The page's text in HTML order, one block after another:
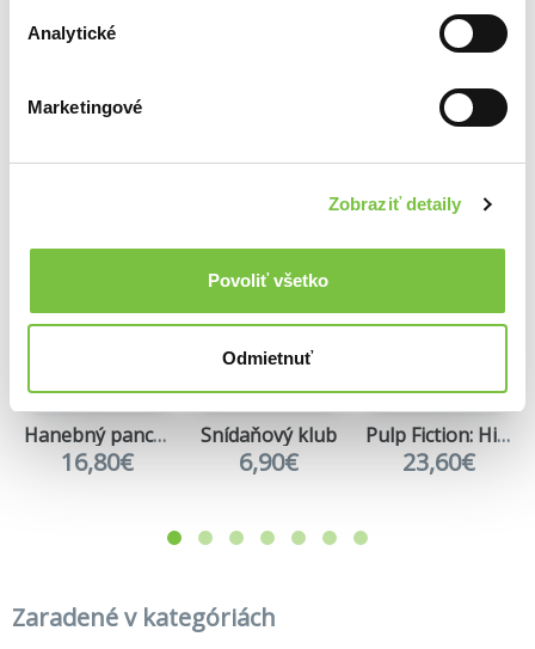
Analytické
Marketingové
Zobraziť detaily
Povoliť všetko
Odmietnuť
Ďalšie z kategórie Čierne komédie
Hanebný pancharti Ultra HD Blu-ray
16,80€
Snídaňový klub
6,90€
Pulp Fiction: Historky z podsvětí Ultra HD Blu-ray
23,60€
Zaradené v kategóriách